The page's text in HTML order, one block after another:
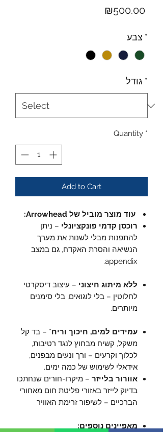
₪500.00Price
צבע *
גודל *
Quantity *
Add to Cart
עוד מוצר מוביל של Arrowhead:
רוכסן קדמי פונקציונלי – ניתן
להתפנות מבלי לשנות את מערך
הנשיאה והסרת האקדח, גם במצב
appendix.
ללא מיתוג חיצוני – עיצוב דיסקרטי
לחלוטין – בלי לוגואים, בלי סימנים
מיותרים.
עמידים למים, חיכוך וריח* – בד קל
משקל, קשיח מבחוץ לנגד רטיבות,
לכלוך וקרעים – ורך ונעים מבפנים,
אידאלי לשימוש של כמה ימים.
אוורור בלייזר – מיקרו-חורים שנחתכו
בדיוק לייזר באזורי פליטת חום מאחורי
הברכיים – לשיפור זרימת האוויר
מאפיינים נוספים: